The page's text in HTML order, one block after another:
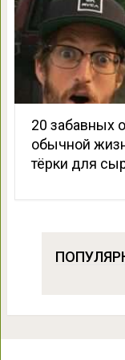
20 забавных
обычной
тёрки для